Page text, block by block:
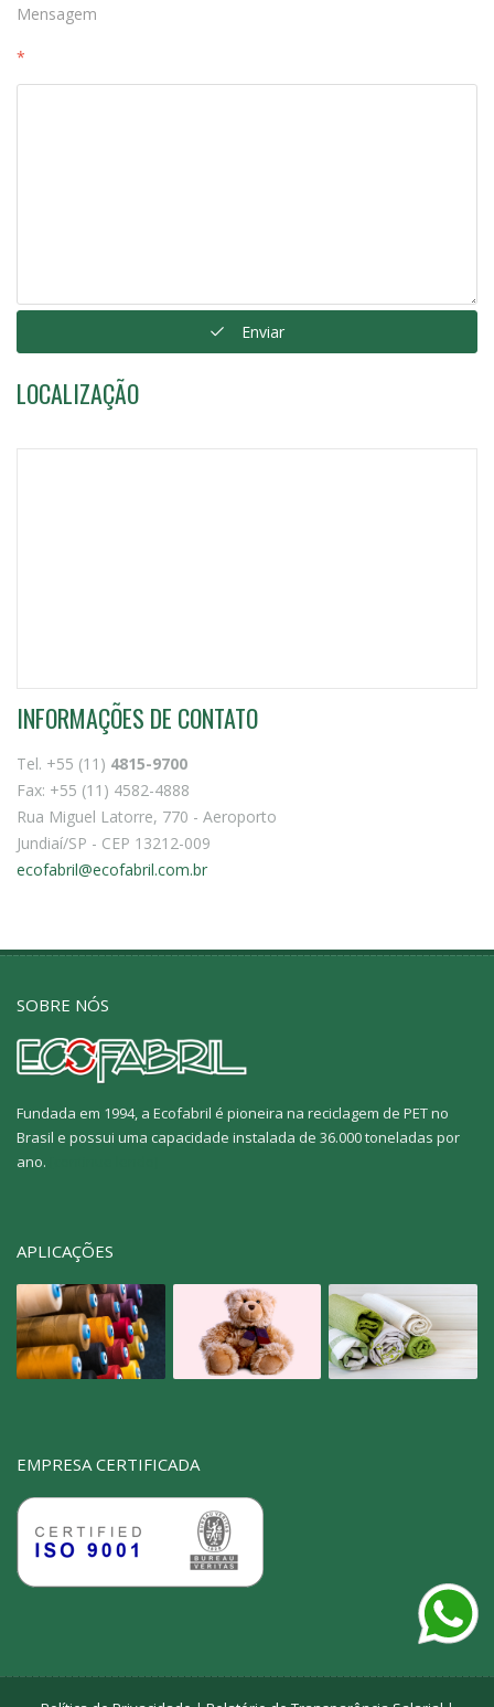
Mensagem
*
Enviar
LOCALIZAÇÃO
INFORMAÇÕES DE CONTATO
Tel. +55 (11) 4815-9700
Fax: +55 (11) 4582-4888
Rua Miguel Latorre, 770 - Aeroporto
Jundiaí/SP - CEP 13212-009
ecofabril@ecofabril.com.br
SOBRE NÓS
Fundada em 1994, a Ecofabril é pioneira na reciclagem de PET no
Brasil e possui uma capacidade instalada de 36.000 toneladas por
ano.
APLICAÇÕES
EMPRESA CERTIFICADA